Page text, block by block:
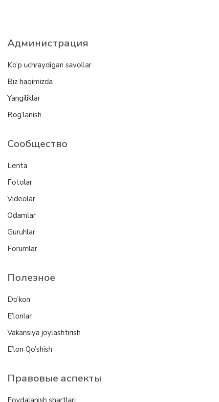
Администрация
Ko’p uchraydigan savollar
Biz haqimizda
Yangiliklar
Bog’lanish
Сообщество
Lenta
Fotolar
Videolar
Odamlar
Guruhlar
Forumlar
Полезное
Do’kon
E’lonlar
Vakansiya joylashtirish
E’lon Qo’shish
Правовые аспекты